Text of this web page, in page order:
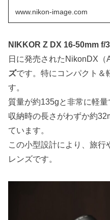
www.nikon-image.com
NIKKOR Z DX 16-50mm f/
日に発売されたNikonDX（
ズです。特にコンパクト＆
す。
質量が約135gと非常に軽量
収納時の長さがわずか約
ています。
この小型設計により、旅行
レンズです。